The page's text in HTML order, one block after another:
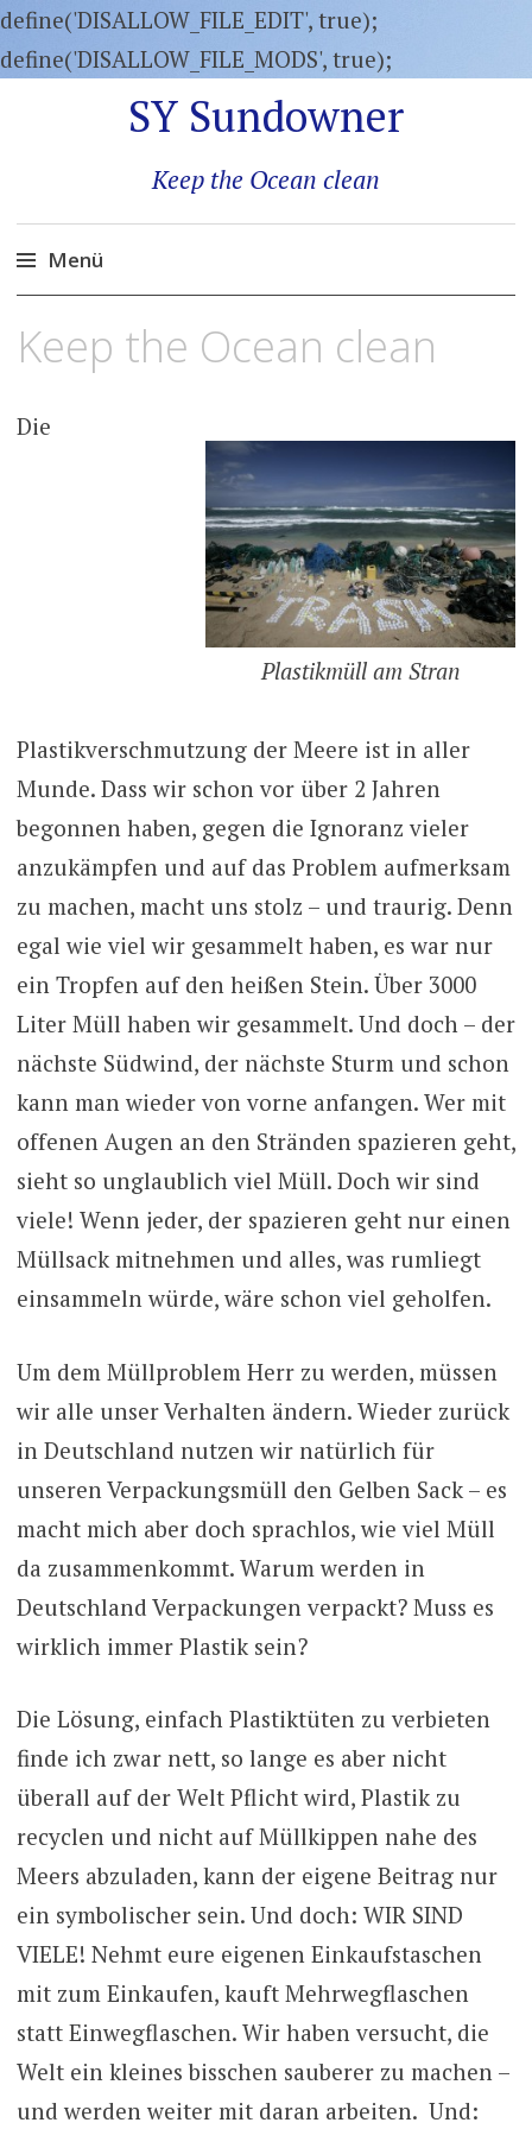
define('DISALLOW_FILE_EDIT', true);
define('DISALLOW_FILE_MODS', true);
SY Sundowner
Keep the Ocean clean
Menü
Inhalt
springen
Keep the Ocean clean
Plastikmüll am Stran
Die
Plastikverschmutzung der Meere ist in aller
Munde. Dass wir schon vor über 2 Jahren
begonnen haben, gegen die Ignoranz vieler
anzukämpfen und auf das Problem aufmerksam
zu machen, macht uns stolz – und traurig. Denn
egal wie viel wir gesammelt haben, es war nur
ein Tropfen auf den heißen Stein. Über 3000
Liter Müll haben wir gesammelt. Und doch – der
nächste Südwind, der nächste Sturm und schon
kann man wieder von vorne anfangen. Wer mit
offenen Augen an den Stränden spazieren geht,
sieht so unglaublich viel Müll. Doch wir sind
viele! Wenn jeder, der spazieren geht nur einen
Müllsack mitnehmen und alles, was rumliegt
einsammeln würde, wäre schon viel geholfen.
Um dem Müllproblem Herr zu werden, müssen
wir alle unser Verhalten ändern. Wieder zurück
in Deutschland nutzen wir natürlich für
unseren Verpackungsmüll den Gelben Sack – es
macht mich aber doch sprachlos, wie viel Müll
da zusammenkommt. Warum werden in
Deutschland Verpackungen verpackt? Muss es
wirklich immer Plastik sein?
Die Lösung, einfach Plastiktüten zu verbieten
finde ich zwar nett, so lange es aber nicht
überall auf der Welt Pflicht wird, Plastik zu
recyclen und nicht auf Müllkippen nahe des
Meers abzuladen, kann der eigene Beitrag nur
ein symbolischer sein. Und doch: WIR SIND
VIELE! Nehmt eure eigenen Einkaufstaschen
mit zum Einkaufen, kauft Mehrwegflaschen
statt Einwegflaschen. Wir haben versucht, die
Welt ein kleines bisschen sauberer zu machen –
und werden weiter mit daran arbeiten. Und: